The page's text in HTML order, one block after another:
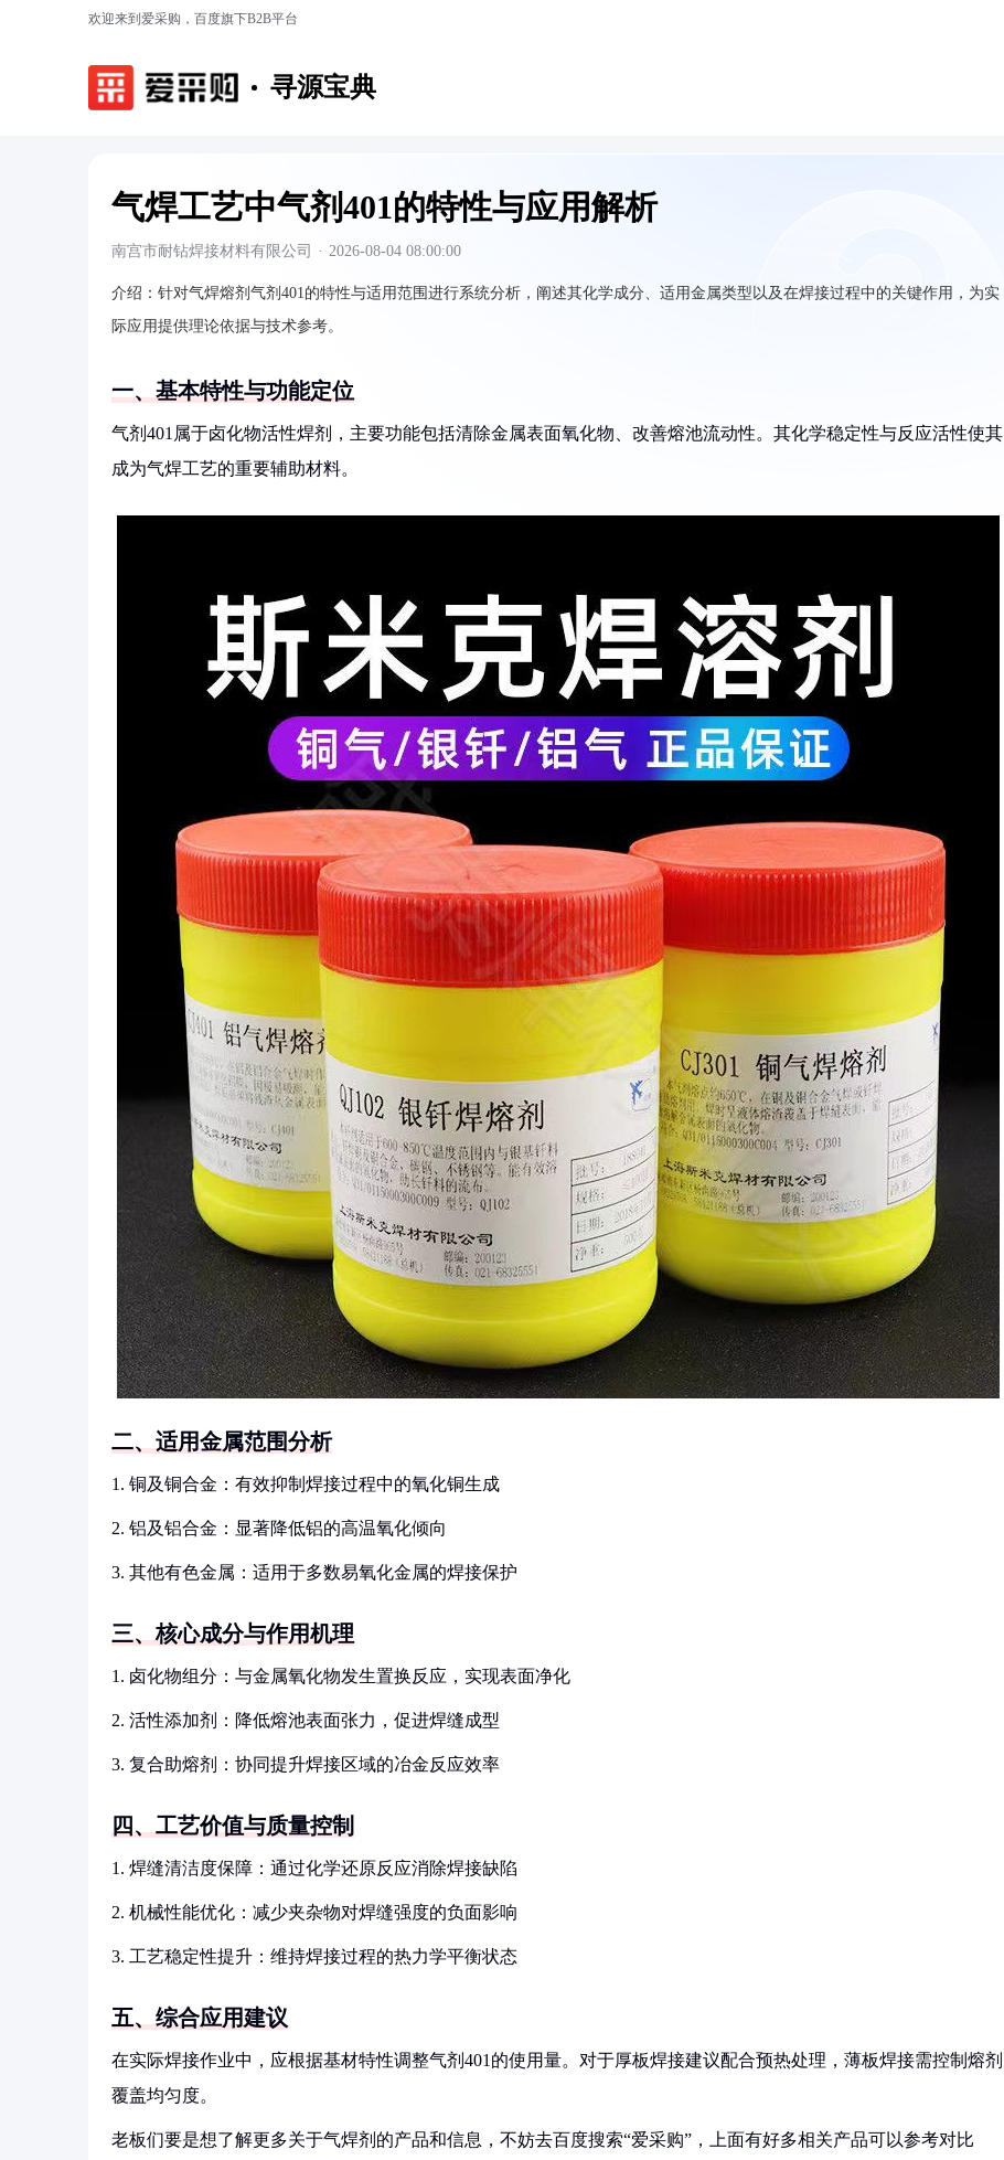
欢迎来到爱采购，百度旗下B2B平台
寻源宝典
气焊工艺中气剂401的特性与应用解析
南宫市耐钻焊接材料有限公司 · 2026-08-04 08:00:00
介绍： 针对气焊熔剂气剂401的特性与适用范围进行系统分析，阐述其化学成分、适用金属类型以及在焊接过程中的关键作用，为实
际应用提供理论依据与技术参考。
一、基本特性与功能定位
气剂401属于卤化物活性焊剂，主要功能包括清除金属表面氧化物、改善熔池流动性。其化学稳定性与反应活性使其
成为气焊工艺的重要辅助材料。
二、适用金属范围分析
1. 铜及铜合金：有效抑制焊接过程中的氧化铜生成
2. 铝及铝合金：显著降低铝的高温氧化倾向
3. 其他有色金属：适用于多数易氧化金属的焊接保护
三、核心成分与作用机理
1. 卤化物组分：与金属氧化物发生置换反应，实现表面净化
2. 活性添加剂：降低熔池表面张力，促进焊缝成型
3. 复合助熔剂：协同提升焊接区域的冶金反应效率
四、工艺价值与质量控制
1. 焊缝清洁度保障：通过化学还原反应消除焊接缺陷
2. 机械性能优化：减少夹杂物对焊缝强度的负面影响
3. 工艺稳定性提升：维持焊接过程的热力学平衡状态
五、综合应用建议
在实际焊接作业中，应根据基材特性调整气剂401的使用量。对于厚板焊接建议配合预热处理，薄板焊接需控制熔剂
覆盖均匀度。
老板们要是想了解更多关于气焊剂的产品和信息，不妨去百度搜索“爱采购”，上面有好多相关产品可以参考对比